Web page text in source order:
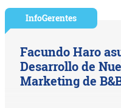
InfoGerentes
Facundo Haro
Desarrollo de
Marketing de